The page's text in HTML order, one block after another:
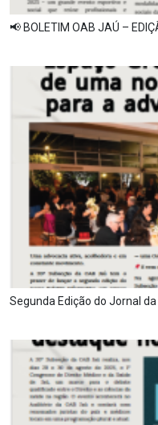
📢 BOLETIM OAB JAÚ –
Segunda Edição do Jornal